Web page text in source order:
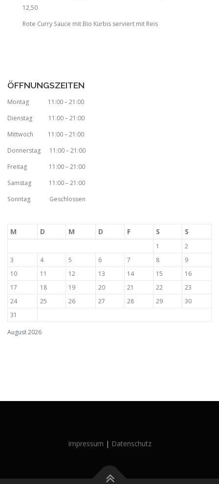
12,50
Rote Curry Sauce mit Bio Kürbis serviert mit Reis
ÖFFNUNGSZEITEN
Montag 11:00 – 21:00
Dienstag 11:00 – 21:00
Mittwoch 11:00 – 21:00
Donnerstag 11:00 – 21:00
Freitag 11:00 – 21:00
Samstag 11:00 – 21:00
Sonntag Geschlossen
August 2026
M D M D F S S
1
2
3
4 5 6 7 8
9
10
11 12 13 14 15
16
17
18 19 20 21 22
23
24
25 26 27 28 29
30
31
Impressum | Datenschutz